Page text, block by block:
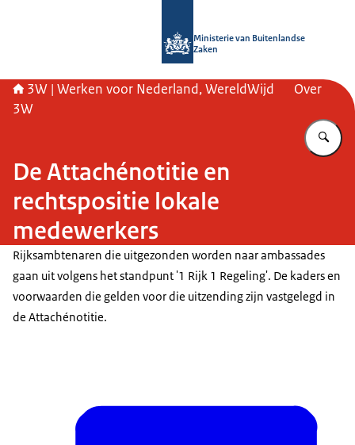
Ministerie van Buitenlandse
Zaken
3W | Werken voor Nederland, WereldWijd
Over
3W
De Attachénotitie en
rechtspositie lokale
medewerkers
Rijksambtenaren die uitgezonden worden naar ambassades
gaan uit volgens het standpunt '1 Rijk 1 Regeling'. De kaders en
voorwaarden die gelden voor die uitzending zijn vastgelegd in
de Attachénotitie.